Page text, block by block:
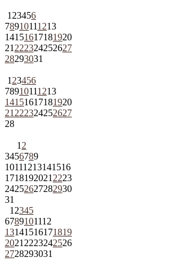
1 23456
78910111213
14151617181920
21 222324252627
28293031
1 23456
78910111213
14151617181920
21 222324252627
28
1 2
3456789
10111213141516
1718192021 2223
24252627282930
31
1 2345
6789101112
13141516171819
2021 2223242526
2728293031